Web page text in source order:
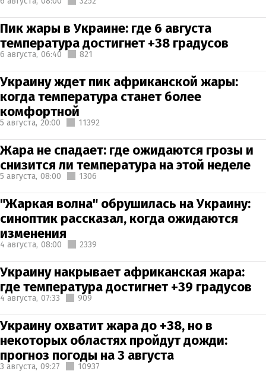
Пик жары в Украине: где 6 августа
температура достигнет +38 градусов
6 августа, 06:40 821
Украину ждет пик африканской жары:
когда температура станет более
комфортной
5 августа, 20:00 11392
Жара не спадает: где ожидаются грозы и
снизится ли температура на этой неделе
5 августа, 08:00 1306
"Жаркая волна" обрушилась на Украину:
синоптик рассказал, когда ожидаются
изменения
4 августа, 08:00 2339
Украину накрывает африканская жара:
где температура достигнет +39 градусов
4 августа, 07:33 909
Украину охватит жара до +38, но в
некоторых областях пройдут дожди:
прогноз погоды на 3 августа
3 августа, 09:27 10937